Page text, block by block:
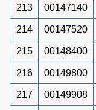
213 00147140
214 00147520
215 00148400
216 00149800
217 00149908